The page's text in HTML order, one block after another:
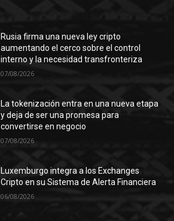
Rusia firma una nueva ley cripto
aumentando el cerco sobre el control
interno y la necesidad transfronteriza
07/08/2026
La tokenización entra en una nueva etapa
y deja de ser una promesa para
convertirse en negocio
07/08/2026
Luxemburgo integra a los Exchanges
Cripto en su Sistema de Alerta Financiera
06/08/2026